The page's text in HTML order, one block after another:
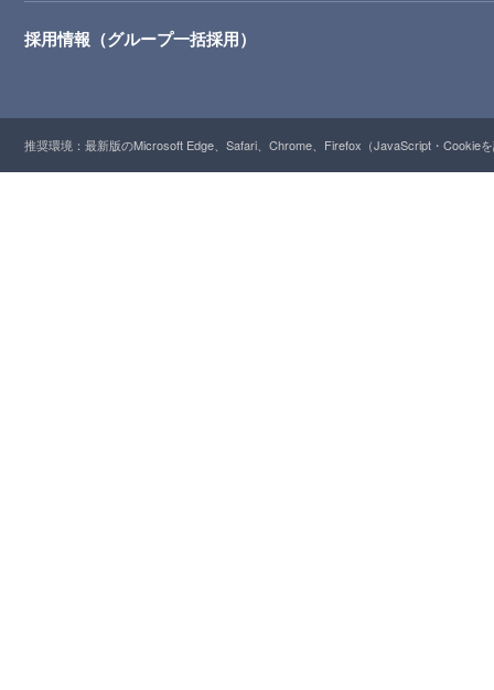
採用情報（グループ一括採用）
推奨環境：最新版のMicrosoft Edge、Safari、Chrome、Firefox（JavaScript・Cookie